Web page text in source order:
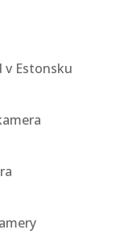
v Estonsku